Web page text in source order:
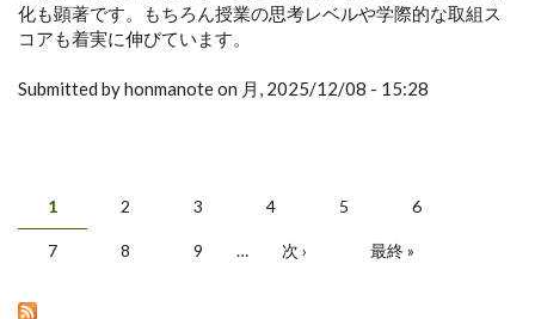
化も顕著です。もちろん授業の思考レベルや学際的な取組ス
コアも着実に伸びています。
Submitted by honmanote on 月, 2025/12/08 - 15:28
ページ
1 2 3 4 5 6
7 8 9 … 次 › 最終 »